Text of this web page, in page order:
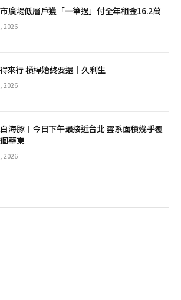
廣場低層戶獲「一筆過」付全年租金16.2萬
2026
來行 槓桿始終要還｜久利生
2026
海豚︱今日下午最接近台北 雲系面積幾乎覆
華東
2026